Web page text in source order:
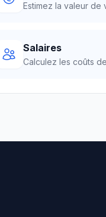
Estimez la valeur de
Salaires
Calculez les coûts